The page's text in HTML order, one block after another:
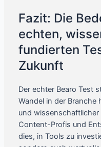
Fazit: Die
echten,
fundierten
Zukunft
Der echter Bearo Test
Wandel in der Branche
und wissenschaftlicher
Content-Profis und
dies, in Tools zu